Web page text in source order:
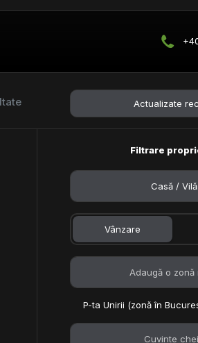
Actualizate
Filtrare
Casă / Vilă
Vânzare
P-ta Unirii (zonă în